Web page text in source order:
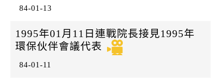
84-01-13
1995年01月11日連戰院長接見1995年
環保伙伴會議代表
84-01-11